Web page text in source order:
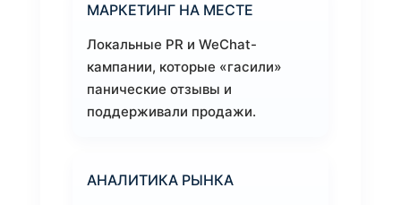
МАРКЕТИНГ НА МЕСТЕ
Локальные PR и WeChat-
кампании, которые «гасили»
панические отзывы и
поддерживали продажи.
АНАЛИТИКА РЫНКА